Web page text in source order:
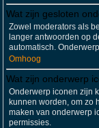
Wat zijn gesloten
Zowel moderators als
langer antwoorden op
automatisch.
Omhoog
Wat zijn onderwerp
Onderwerp iconen zijn
kunnen worden, om zo
maken van onderwerp
permissies.